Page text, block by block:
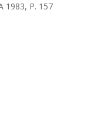
1983, P. 157